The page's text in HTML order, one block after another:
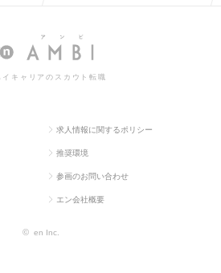
イキャリアのスカウト転職
求人情報に関するポリシー
推奨環境
参画のお問い合わせ
エン会社概要
© en Inc.